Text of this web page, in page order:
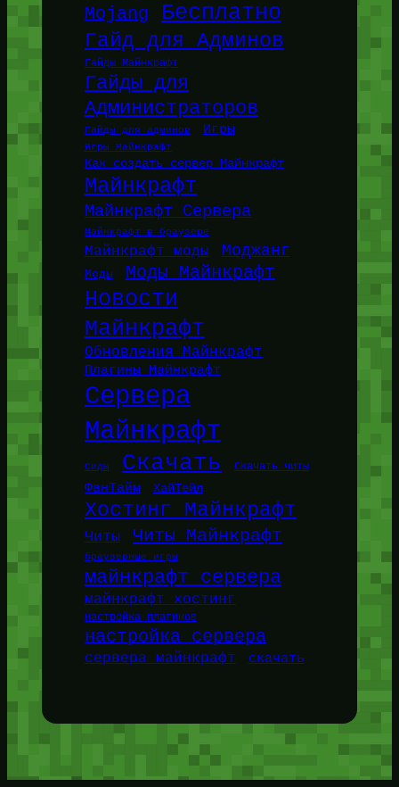
Mojang Бесплатно
Гайд для Админов
Гайды Майнкрафт
Гайды для
Администраторов
Гайды для админов Игры
Игры Майнкрафт
Как создать сервер Майнкрафт
Майнкрафт
Майнкрафт Сервера
Майнкрафт в браузере
Майнкрафт моды Моджанг
Моды Моды Майнкрафт
Новости
Майнкрафт
Обновления Майнкрафт
Плагины Майнкрафт
Сервера
Майнкрафт
Сиды Скачать Скачать читы
ФанТайм ХайТейл
Хостинг Майнкрафт
Читы Читы Майнкрафт
браузерные игры
майнкрафт сервера
майнкрафт хостинг
настройка плагинов
настройка сервера
сервера майнкрафт скачать